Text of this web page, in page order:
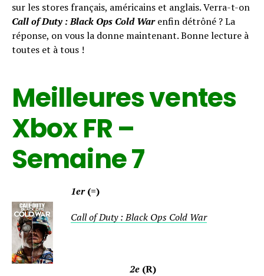
sur les stores français, américains et anglais. Verra-t-on
Call of Duty : Black Ops Cold Warenfin détrôné ? La
réponse, on vous la donne maintenant. Bonne lecture à
toutes et à tous !
Meilleures ventes
Xbox FR –
Semaine 7
1er(=)
Call of Duty : Black Ops Cold War
2e (R)